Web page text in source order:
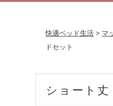
快適ベッド生活 > マ
ドセット
ショート